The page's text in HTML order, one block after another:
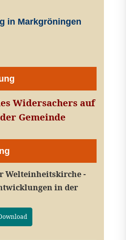
in Markgröningen
Widersachers auf
Gemeinde
Welteinheitskirche -
in der